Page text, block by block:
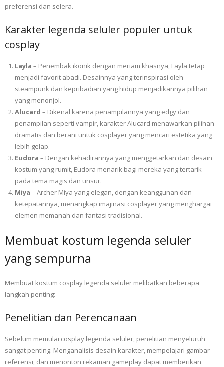
preferensi dan selera.
Karakter legenda seluler populer untuk
cosplay
Layla – Penembak ikonik dengan meriam khasnya, Layla tetap
menjadi favorit abadi. Desainnya yang terinspirasi oleh
steampunk dan kepribadian yang hidup menjadikannya pilihan
yang menonjol.
Alucard – Dikenal karena penampilannya yang edgy dan
penampilan seperti vampir, karakter Alucard menawarkan pilihan
dramatis dan berani untuk cosplayer yang mencari estetika yang
lebih gelap.
Eudora – Dengan kehadirannya yang menggetarkan dan desain
kostum yang rumit, Eudora menarik bagi mereka yang tertarik
pada tema magis dan unsur.
Miya – Archer Miya yang elegan, dengan keanggunan dan
ketepatannya, menangkap imajinasi cosplayer yang menghargai
elemen memanah dan fantasi tradisional.
Membuat kostum legenda seluler
yang sempurna
Membuat kostum cosplay legenda seluler melibatkan beberapa
langkah penting:
Penelitian dan Perencanaan
Sebelum memulai cosplay legenda seluler, penelitian menyeluruh
sangat penting. Menganalisis desain karakter, mempelajari gambar
referensi, dan menonton rekaman gameplay dapat memberikan